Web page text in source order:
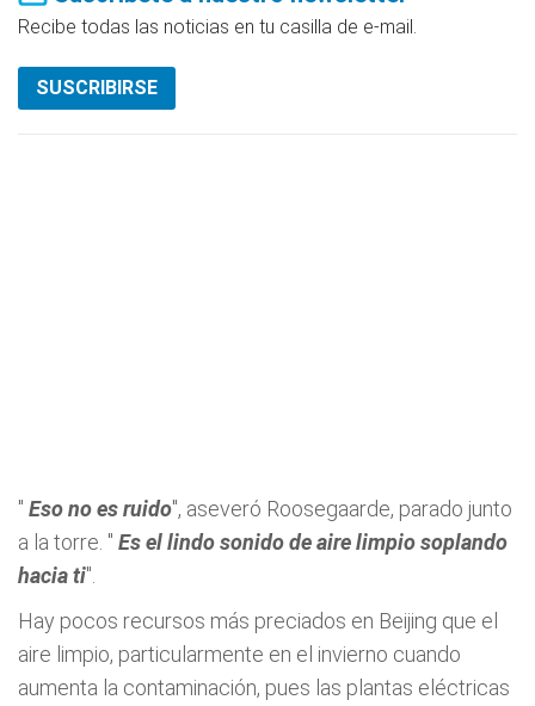
Recibe todas las noticias en tu casilla de e-mail.
SUSCRIBIRSE
" Eso no es ruido", aseveró Roosegaarde, parado junto
a la torre. " Es el lindo sonido de aire limpio soplando
hacia ti".
Hay pocos recursos más preciados en Beijing que el
aire limpio, particularmente en el invierno cuando
aumenta la contaminación, pues las plantas eléctricas